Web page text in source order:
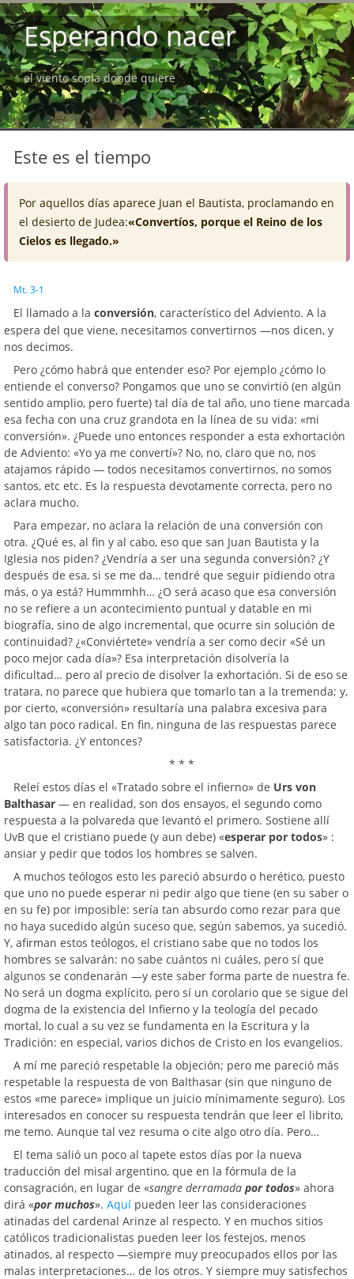
Esperando nacer
el viento sopla donde quiere
Este es el tiempo
Por aquellos días aparece Juan el Bautista, proclamando en
el desierto de Judea:«Convertíos, porque el Reino de los
Cielos es llegado.»
Mt. 3-1
El llamado a la conversión, característico del Adviento. A la
espera del que viene, necesitamos convertirnos —nos dicen, y
nos decimos.
Pero ¿cómo habrá que entender eso? Por ejemplo ¿cómo lo
entiende el converso? Pongamos que uno se convirtió (en algún
sentido amplio, pero fuerte) tal día de tal año, uno tiene marcada
esa fecha con una cruz grandota en la línea de su vida: «mi
conversión». ¿Puede uno entonces responder a esta exhortación
de Adviento: «Yo ya me convertí»? No, no, claro que no, nos
atajamos rápido — todos necesitamos convertirnos, no somos
santos, etc etc. Es la respuesta devotamente correcta, pero no
aclara mucho.
Para empezar, no aclara la relación de una conversión con
otra. ¿Qué es, al fin y al cabo, eso que san Juan Bautista y la
Iglesia nos piden? ¿Vendría a ser una segunda conversión? ¿Y
después de esa, si se me da… tendré que seguir pidiendo otra
más, o ya está? Hummmhh… ¿O será acaso que esa conversión
no se refiere a un acontecimiento puntual y datable en mi
biografía, sino de algo incremental, que ocurre sin solución de
continuidad? ¿«Conviértete» vendría a ser como decir «Sé un
poco mejor cada día»? Esa interpretación disolvería la
dificultad… pero al precio de disolver la exhortación. Si de eso se
tratara, no parece que hubiera que tomarlo tan a la tremenda; y,
por cierto, «conversión» resultaría una palabra excesiva para
algo tan poco radical. En fin, ninguna de las respuestas parece
satisfactoria. ¿Y entonces?
* * *
Releí estos días el «Tratado sobre el infierno» de Urs von
Balthasar — en realidad, son dos ensayos, el segundo como
respuesta a la polvareda que levantó el primero. Sostiene allí
UvB que el cristiano puede (y aun debe) «esperar por todos» :
ansiar y pedir que todos los hombres se salven.
A muchos teólogos esto les pareció absurdo o herético, puesto
que uno no puede esperar ni pedir algo que tiene (en su saber o
en su fe) por imposible: sería tan absurdo como rezar para que
no haya sucedido algún suceso que, según sabemos, ya sucedió.
Y, afirman estos teólogos, el cristiano sabe que no todos los
hombres se salvarán: no sabe cuántos ni cuáles, pero sí que
algunos se condenarán —y este saber forma parte de nuestra fe.
No será un dogma explícito, pero sí un corolario que se sigue del
dogma de la existencia del Infierno y la teología del pecado
mortal, lo cual a su vez se fundamenta en la Escritura y la
Tradición: en especial, varios dichos de Cristo en los evangelios.
A mí me pareció respetable la objeción; pero me pareció más
respetable la respuesta de von Balthasar (sin que ninguno de
estos «me parece» implique un juicio mínimamente seguro). Los
interesados en conocer su respuesta tendrán que leer el librito,
me temo. Aunque tal vez resuma o cite algo otro día. Pero…
El tema salió un poco al tapete estos días por la nueva
traducción del misal argentino, que en la fórmula de la
consagración, en lugar de «sangre derramada por todos» ahora
dirá «por muchos». Aquí pueden leer las consideraciones
atinadas del cardenal Arinze al respecto. Y en muchos sitios
católicos tradicionalistas pueden leer los festejos, menos
atinados, al respecto —siempre muy preocupados ellos por las
malas interpretaciones… de los otros. Y siempre muy satisfechos